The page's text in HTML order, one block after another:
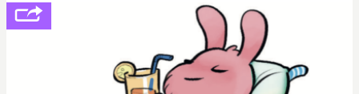
se consoler, le PDG David Baszucki peut compter
sur le déblocage du jeu en Russie et l'explosion des
joueurs majeurs (+32 %). L'avenir appartient donc
aux adultes, qui ne sont jamais que des enfants